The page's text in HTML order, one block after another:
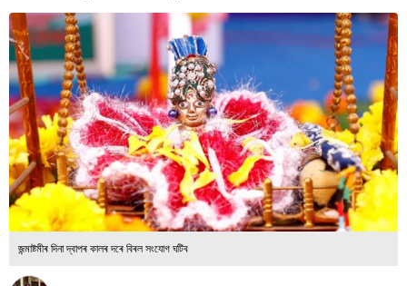
বিশ্ব
প্ৰযুক্তি
Videos
জন্মাষ্টমীৰ দিনা দ্বাপৰ কালৰ দৰে বিৰল সংযোগ ঘটিব